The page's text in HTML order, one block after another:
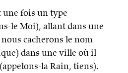
une fois un type
le Moi), allant dans une
cacherons le nom
dans une ville où il
la Rain, tiens).